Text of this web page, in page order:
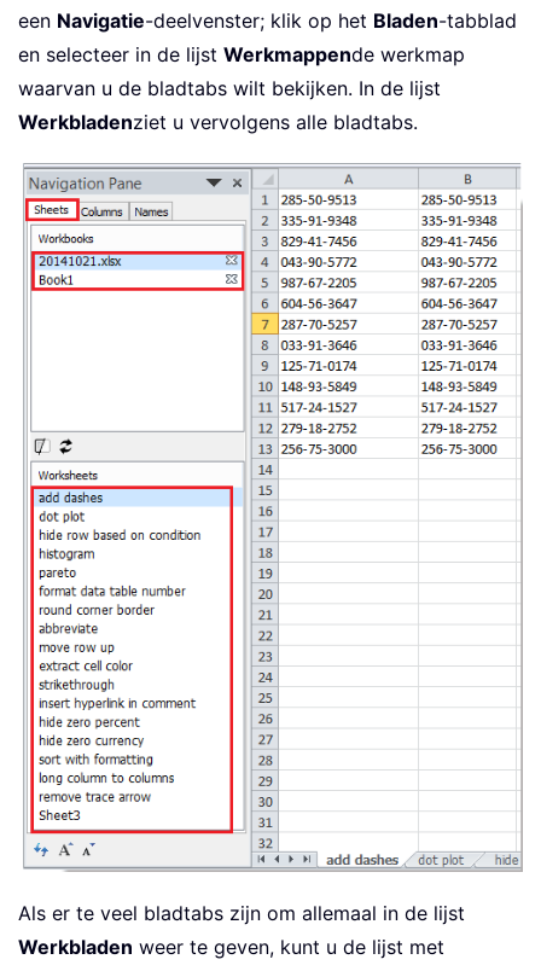
een Navigatie-deelvenster; klik op het Bladen-tabblad
en selecteer in de lijst Werkmappende werkmap
waarvan u de bladtabs wilt bekijken. In de lijst
Werkbladenziet u vervolgens alle bladtabs.
Als er te veel bladtabs zijn om allemaal in de lijst
Werkbladen weer te geven, kunt u de lijst met